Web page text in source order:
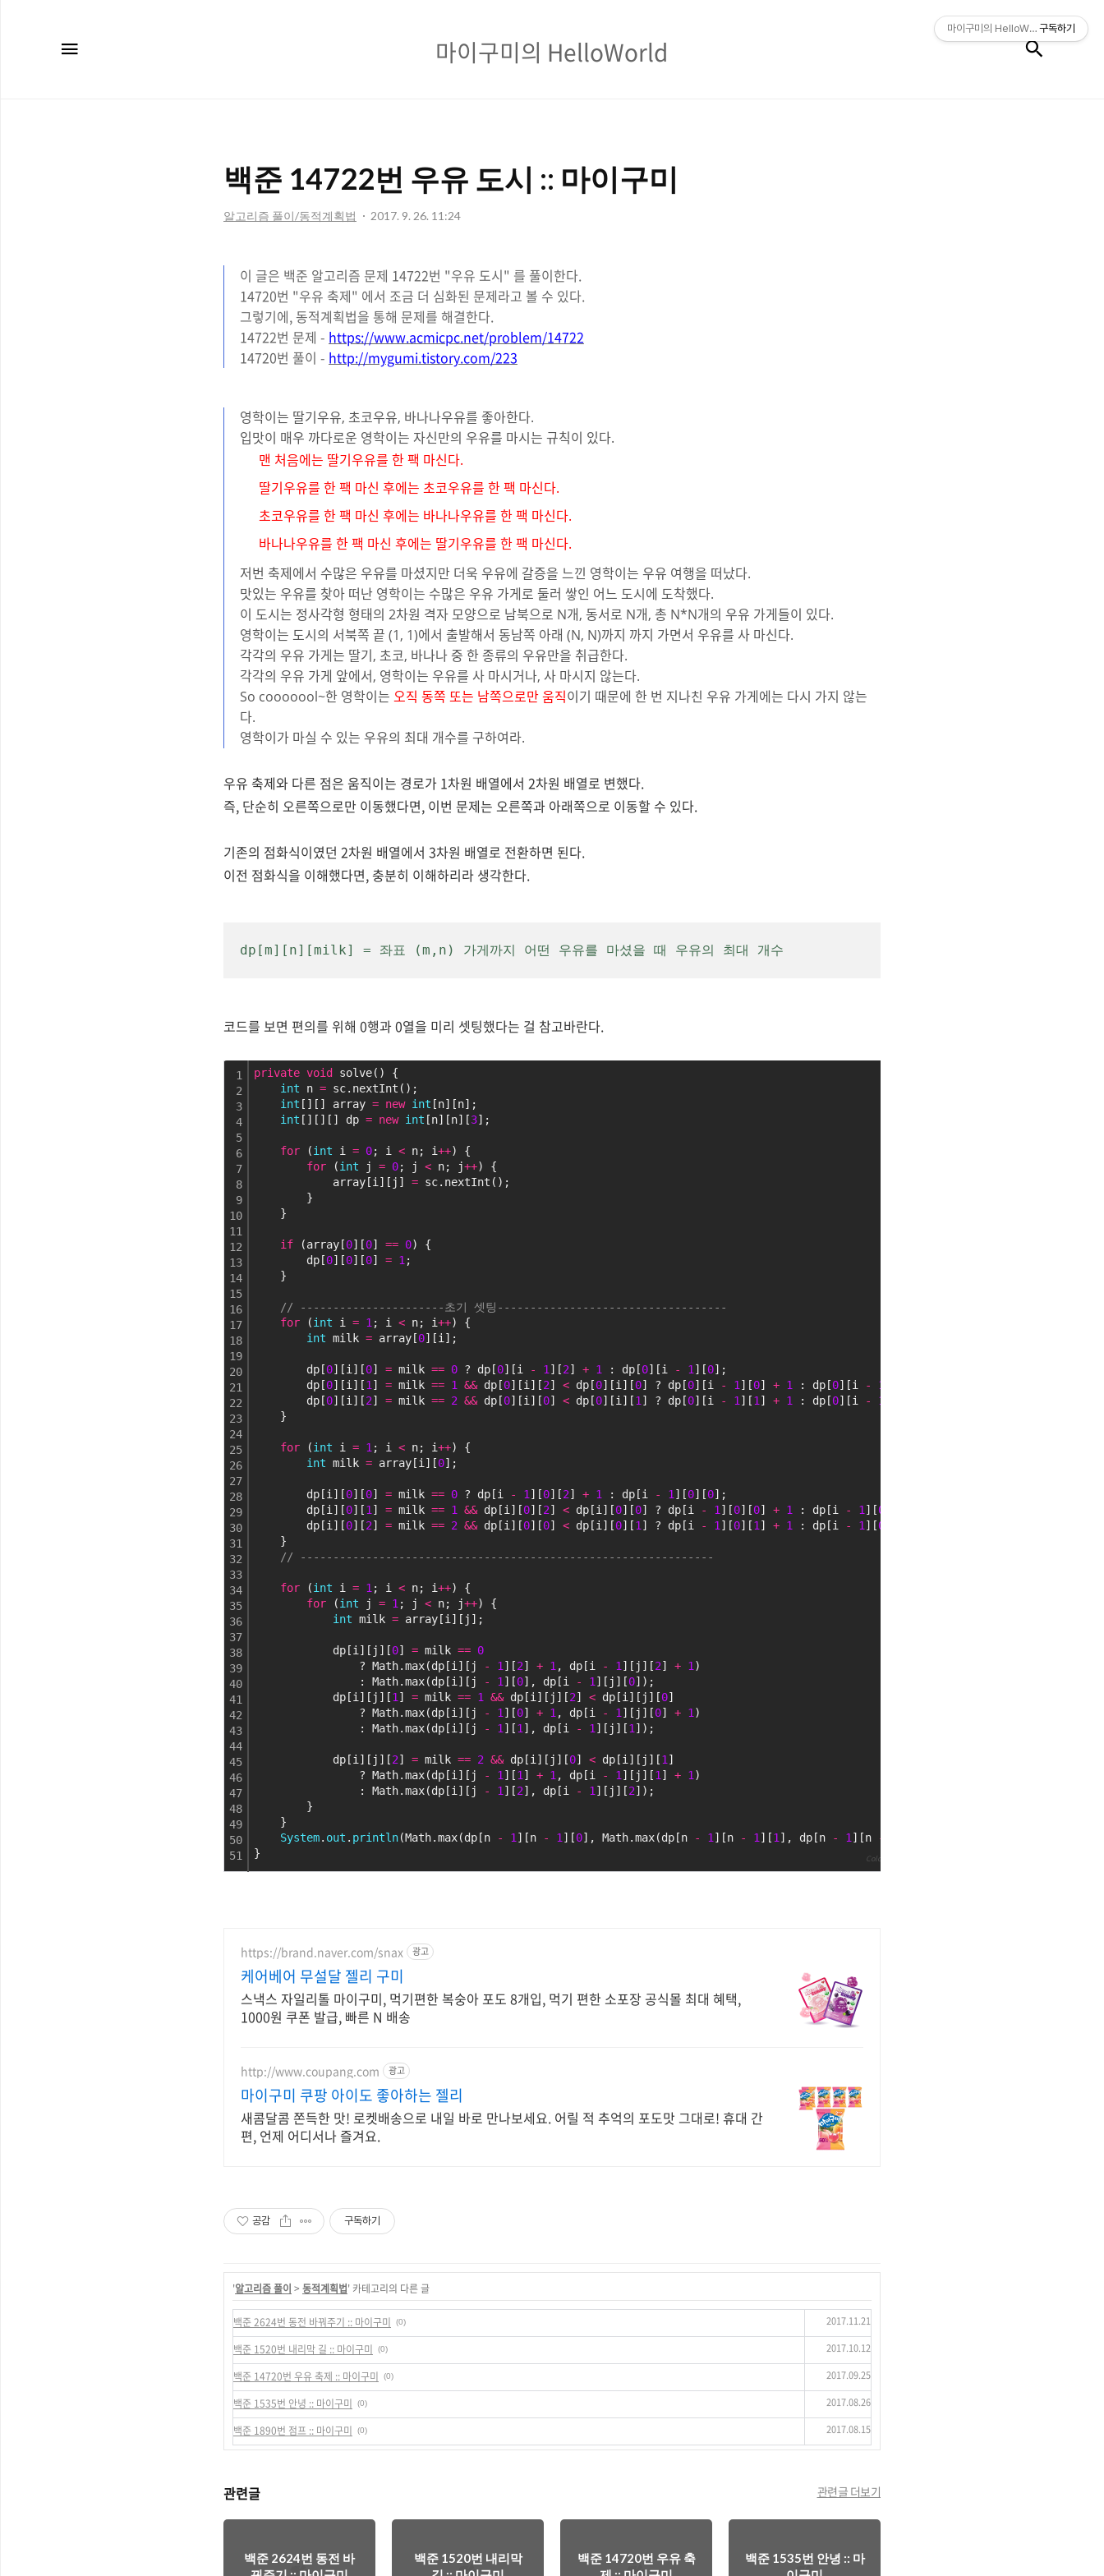
이
의
HelloWorld
마이구미의 HelloWorld 검색
백준 14722번 우유 도시 :: 마이구미
알고리즘 풀이/동적계획법 2017. 9. 26. 11:24
이 글은 백준 알고리즘 문제 14722번 "우유 도시" 를 풀이한다.
14720번 "우유 축제" 에서 조금 더 심화된 문제라고 볼 수 있다.
그렇기에, 동적계획법을 통해 문제를 해결한다.
14722번 문제 - https://www.acmicpc.net/problem/14722
14720번 풀이 - http://mygumi.tistory.com/223
영학이는 딸기우유, 초코우유, 바나나우유를 좋아한다.
입맛이 매우 까다로운 영학이는 자신만의 우유를 마시는 규칙이 있다.
맨 처음에는 딸기우유를 한 팩 마신다.
딸기우유를 한 팩 마신 후에는 초코우유를 한 팩 마신다.
초코우유를 한 팩 마신 후에는 바나나우유를 한 팩 마신다.
바나나우유를 한 팩 마신 후에는 딸기우유를 한 팩 마신다.
저번 축제에서 수많은 우유를 마셨지만 더욱 우유에 갈증을 느낀 영학이는 우유 여행을 떠났다.
맛있는 우유를 찾아 떠난 영학이는 수많은 우유 가게로 둘러 쌓인 어느 도시에 도착했다.
이 도시는 정사각형 형태의 2차원 격자 모양으로 남북으로 N개, 동서로 N개, 총 N*N개의 우유 가게들이 있다.
영학이는 도시의 서북쪽 끝 (1, 1)에서 출발해서 동남쪽 아래 (N, N)까지 까지 가면서 우유를 사 마신다.
각각의 우유 가게는 딸기, 초코, 바나나 중 한 종류의 우유만을 취급한다.
각각의 우유 가게 앞에서, 영학이는 우유를 사 마시거나, 사 마시지 않는다.
So cooooool~한 영학이는 오직 동쪽 또는 남쪽으로만 움직이기 때문에 한 번 지나친 우유 가게에는 다시 가지 않는
다.
영학이가 마실 수 있는 우유의 최대 개수를 구하여라.
우유 축제와 다른 점은 움직이는 경로가 1차원 배열에서 2차원 배열로 변했다.
즉, 단순히 오른쪽으로만 이동했다면, 이번 문제는 오른쪽과 아래쪽으로 이동할 수 있다.
기존의 점화식이였던 2차원 배열에서 3차원 배열로 전환하면 된다.
이전 점화식을 이해했다면, 충분히 이해하리라 생각한다.
dp[m][n][milk] = 좌표 (m,n) 가게까지 어떤 우유를 마셨을 때 우유의 최대 개수
코드를 보면 편의를 위해 0행과 0열을 미리 셋팅했다는 걸 참고바란다.
1
2
3
4
5
6
7
8
9
10
11
12
13
14
15
16
17
18
19
20
21
22
23
24
25
26
27
28
29
30
31
32
33
34
35
36
37
38
39
40
41
42
43
44
45
46
47
48
49
50
51
private void
solve() {
int n = sc.nextInt();
int [][] array = new int [n][n];
int [][][] dp = new int [n][n][3];
for (int i = 0; i < n; i++) {
for (int j = 0; j < n; j++) {
array[i][j] = sc.nextInt();
}
}
if (array[0][0] == 0) {
dp[0][0][0] = 1 ;
}
// ----------------------초기 셋팅-----------------------------------
for (int i = 1 ; i < n; i++) {
int milk = array[0][i];
dp[0][i][0] = milk == 0 ? dp[0][i - 1 ][2] + 1 : dp[0][i - 1 ][0];
dp[0][i][1 ] = milk == 1 && dp[0][i][2] < dp[0][i][0] ? dp[0][i - 1 ][0] + 1 : dp[0][i - 1
dp[0][i][2] = milk == 2 && dp[0][i][0] < dp[0][i][1 ] ? dp[0][i - 1 ][1 ] + 1 : dp[0][i - 1
}
for (int i = 1 ; i < n; i++) {
int milk = array[i][0];
dp[i][0][0] = milk == 0 ? dp[i - 1 ][0][2] + 1 : dp[i - 1 ][0][0];
dp[i][0][1 ] = milk == 1 && dp[i][0][2] < dp[i][0][0] ? dp[i - 1 ][0][0] + 1 : dp[i - 1 ][0
dp[i][0][2] = milk == 2 && dp[i][0][0] < dp[i][0][1 ] ? dp[i - 1 ][0][1 ] + 1 : dp[i - 1 ][0
}
// ---------------------------------------------------------------
for (int i = 1 ; i < n; i++) {
for (int j = 1 ; j < n; j++) {
int milk = array[i][j];
dp[i][j][0] = milk == 0
? Math.max(dp[i][j
- 1 ][2] + 1 , dp[i - 1 ][j][2] + 1 )
: Math.max(dp[i][j
- 1 ][0], dp[i - 1 ][j][0]);
dp[i][j][1 ] = milk == 1 && dp[i][j][2] < dp[i][j][0]
? Math.max(dp[i][j
- 1 ][0] + 1 , dp[i - 1 ][j][0] + 1 )
: Math.max(dp[i][j
- 1 ][1 ], dp[i - 1 ][j][1 ]);
dp[i][j][2] = milk == 2 && dp[i][j][0] < dp[i][j][1 ]
? Math.max(dp[i][j
- 1 ][1 ] + 1 , dp[i - 1 ][j][1 ] + 1 )
: Math.max(dp[i][j
- 1 ][2], dp[i - 1 ][j][2]);
}
}
System. out . println(Math.max(dp[n - 1 ][n - 1 ][0], Math.max(dp[n - 1 ][n - 1 ][1 ], dp[n - 1 ][n -
}
Colored by Color Scripter
https://brand.naver.com/snax 광고
케어베어 무설달 젤리 구미
스낵스 자일리톨 마이구미, 먹기편한 복숭아 포도 8개입, 먹기 편한 소포장 공식몰 최대 혜택,
1000원 쿠폰 발급, 빠른 N 배송
http://www.coupang.com 광고
마이구미 쿠팡 아이도 좋아하는 젤리
새콤달콤 쫀득한 맛! 로켓배송으로 내일 바로 만나보세요. 어릴 적 추억의 포도맛 그대로! 휴대 간
편, 언제 어디서나 즐겨요.
공감 구독하기
'알고리즘 풀이 > 동적계획법' 카테고리의 다른 글
백준 2624번 동전 바꿔주기 :: 마이구미 (0) 2017.11.21
백준 1520번 내리막 길 :: 마이구미 (0) 2017.10.12
백준 14720번 우유 축제 :: 마이구미 (0) 2017.09.25
백준 1535번 안녕 :: 마이구미 (0) 2017.08.26
백준 1890번 점프 :: 마이구미 (0) 2017.08.15
관련글 관련글 더보기
백준 2624번 동전 바
백준 1520번 내리막
백준 14720번 우유 축
백준 1535번 안녕 :: 마
마이구미의 HelloWorld구독하기